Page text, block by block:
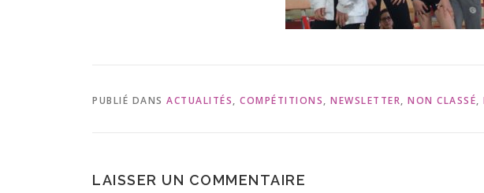
PUBLIÉ DANS ACTUALITÉS, COMPÉTITIONS, NEWSLETTER, NON CLASSÉ,
LAISSER UN COMMENTAIRE